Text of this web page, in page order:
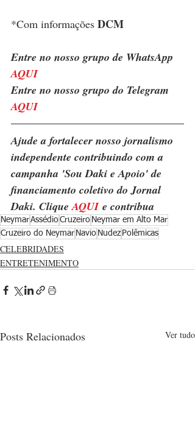
*Com informações DCM
Entre no nosso grupo de WhatsApp
AQUI
Entre no nosso grupo do Telegram
AQUI
Ajude a fortalecer nosso jornalismo
independente contribuindo com a
campanha 'Sou Daki e Apoio' de
financiamento coletivo do Jornal
Daki. Clique AQUI e contribua
NeymarAssédioCruzeiro Neymar em Alto Mar
Cruzeiro do Neymar Navio Nudez Polêmicas
CELEBRIDADES
ENTRETENIMENTO
Posts Relacionados Ver tudo